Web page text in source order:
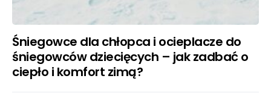
Śniegowce dla chłopca i ocieplacze do
śniegowców dziecięcych – jak zadbać o
ciepło i komfort zimą?